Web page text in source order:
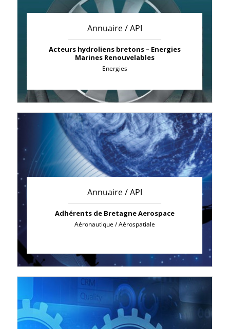
Annuaire / API
Acteurs hydroliens bretons – Energies
Marines Renouvelables
Energies
Annuaire / API
Adhérents de Bretagne Aerospace
Aéronautique / Aérospatiale